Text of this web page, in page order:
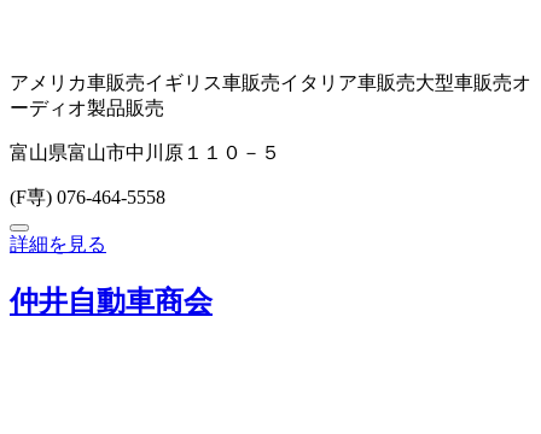
アメリカ車販売イギリス車販売イタリア車販売大型車販売オ
ーディオ製品販売
富山県富山市中川原１１０－５
(F専) 076-464-5558
詳細を見る
仲井自動車商会